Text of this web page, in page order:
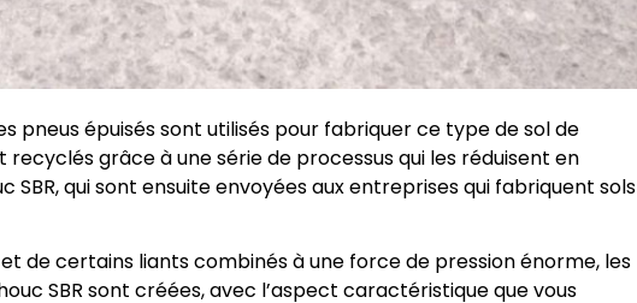
pneus épuisés sont utilisés pour fabriquer ce type de sol de
recyclés grâce à une série de processus qui les réduisent en
qui sont ensuite envoyées aux entreprises qui fabriquent sols
de certains liants combinés à une force de pression énorme, les
SBR sont créées, avec l’aspect caractéristique que vous